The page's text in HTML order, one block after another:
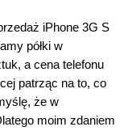
iPhone 3G S
półki w
a cena telefonu
patrząc na to, co
że w
moim zdaniem